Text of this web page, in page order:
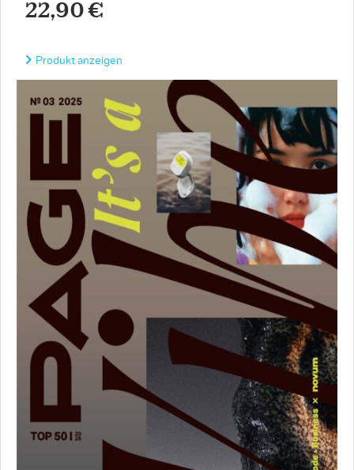
22,90 €
Produkt anzeigen